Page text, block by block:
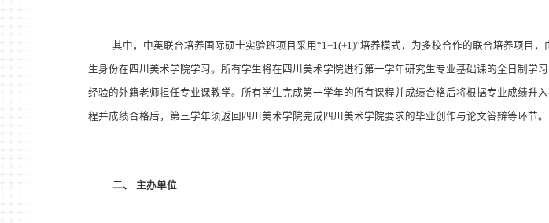
其中，中英联合培养国际硕士实验班项目采用“1+1(+1)”培养模式，为多校合作的联合培养项目
生身份在四川美术学院学习。所有学生将在四川美术学院进行第一学年研究生专业基础课的全日制
经验的外籍老师担任专业课教学。所有学生完成第一学年的所有课程并成绩合格后将根据专业成绩
程并成绩合格后，第三学年须返回四川美术学院完成四川美术学院要求的毕业创作与论文答辩等环节。
二、 主办单位